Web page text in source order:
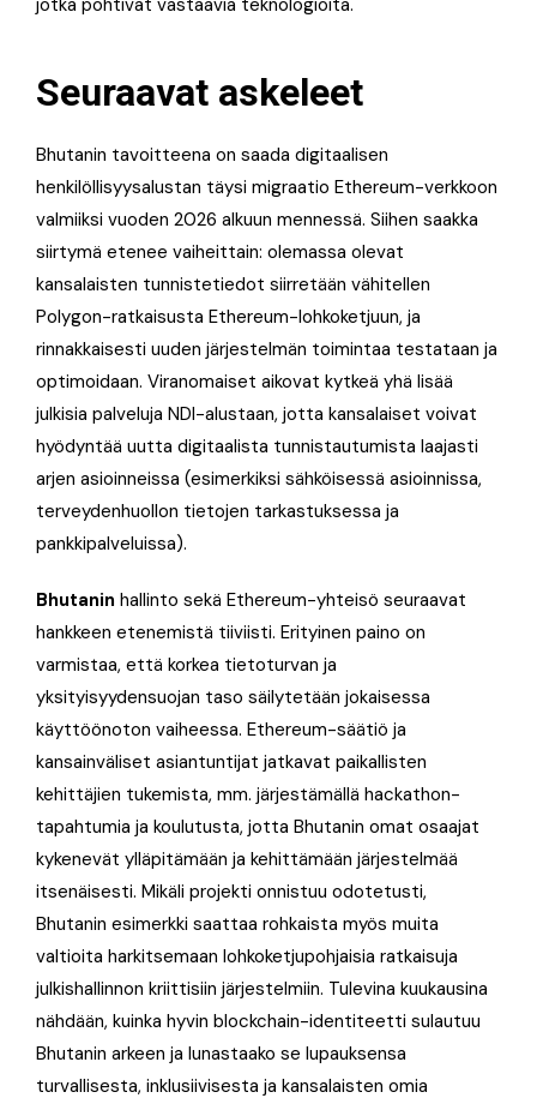
Seuraavat askeleet
Bhutanin tavoitteena on saada digitaalisen
henkilöllisyysalustan täysi migraatio Ethereum-verkkoon
valmiiksi vuoden 2026 alkuun mennessä. Siihen saakka
siirtymä etenee vaiheittain: olemassa olevat
kansalaisten tunnistetiedot siirretään vähitellen
Polygon-ratkaisusta Ethereum-lohkoketjuun, ja
rinnakkaisesti uuden järjestelmän toimintaa testataan ja
optimoidaan. Viranomaiset aikovat kytkeä yhä lisää
julkisia palveluja NDI-alustaan, jotta kansalaiset voivat
hyödyntää uutta digitaalista tunnistautumista laajasti
arjen asioinneissa (esimerkiksi sähköisessä asioinnissa,
terveydenhuollon tietojen tarkastuksessa ja
pankkipalveluissa).
Bhutanin hallinto sekä Ethereum-yhteisö seuraavat
hankkeen etenemistä tiiviisti. Erityinen paino on
varmistaa, että korkea tietoturvan ja
yksityisyydensuojan taso säilytetään jokaisessa
käyttöönoton vaiheessa. Ethereum-säätiö ja
kansainväliset asiantuntijat jatkavat paikallisten
kehittäjien tukemista, mm. järjestämällä hackathon-
tapahtumia ja koulutusta, jotta Bhutanin omat osaajat
kykenevät ylläpitämään ja kehittämään järjestelmää
itsenäisesti. Mikäli projekti onnistuu odotetusti,
Bhutanin esimerkki saattaa rohkaista myös muita
valtioita harkitsemaan lohkoketjupohjaisia ratkaisuja
julkishallinnon kriittisiin järjestelmiin. Tulevina kuukausina
nähdään, kuinka hyvin blockchain-identiteetti sulautuu
Bhutanin arkeen ja lunastaako se lupauksensa
turvallisesta, inklusiivisesta ja kansalaisten omia